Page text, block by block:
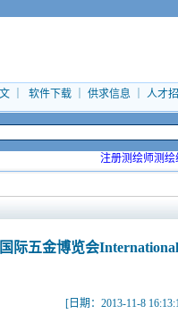
｜ 软件下载｜ 供求信息｜ 人才
注册测绘师测绘
际五金博览会
[日期：2013-11-8